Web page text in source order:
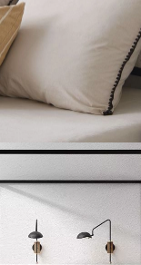
ist eine gute Wahl für
im Bett aufhalten –
eines spannenden
ohne dekorative
3x3 cm Stahlprofilen in
umweltschonend
Kopfteil kann
sorgen
zusätzliche Stütze in
Dank der Mitteltraverse
180x200 als